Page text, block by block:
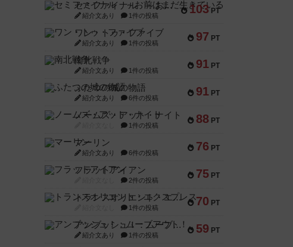
103 PT
セミファイナル ～お前はまだ生きている～
紹介文あり 1件の投稿
97 PT
ワン・トゥ・ファイブ
紹介文あり 1件の投稿
91 PT
南北戦争
紹介文あり 1件の投稿
91 PT
ふたつの城の物語
紹介文あり 6件の投稿
88 PT
ノームズ・アット・ナイト
1件の投稿
76 PT
マーリン
紹介文あり 6件の投稿
75 PT
フラットアイアン
2件の投稿
70 PT
トランスオリエント・エクスプレス
1件の投稿
59 PT
アンブッシュ！：ムーブアウト！
紹介文あり 1件の投稿